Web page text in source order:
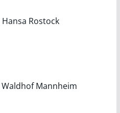
Hansa Rostock
Waldhof Mannheim